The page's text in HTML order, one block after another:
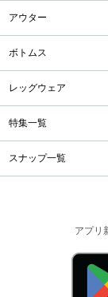
アウター
ボトムス
レッグウェア
特集一覧
スナップ一覧
アプリ